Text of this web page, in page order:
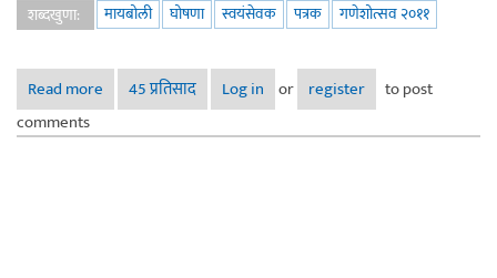
शब्दखुणा:
मायबोली घोषणा स्वयंसेवक पत्रक गणेशोत्सव २०११
Read more about मायबोली गणेशोत्सव २०११ घोषणा
45 प्रतिसाद Log in or register
to post
comments